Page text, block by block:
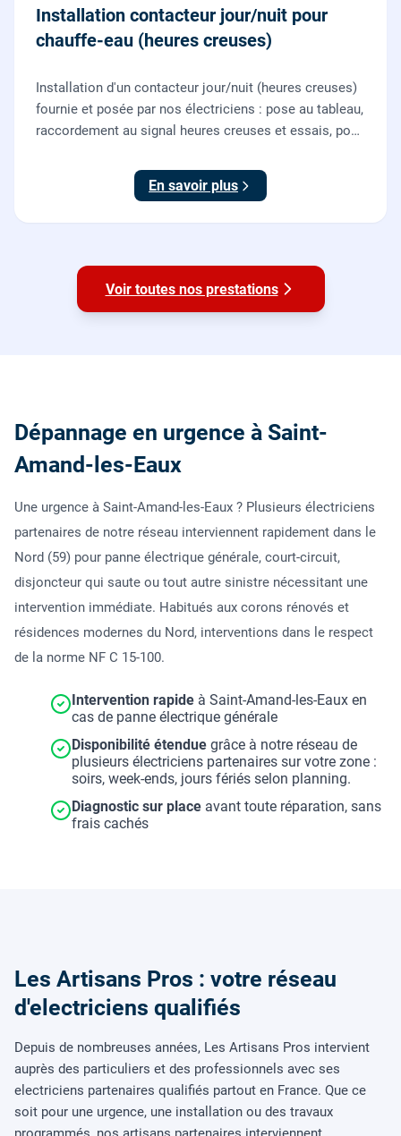
Installation contacteur jour/nuit pour
chauffe-eau (heures creuses)
Installation d'un contacteur jour/nuit (heures creuses)
fournie et posée par nos électriciens : pose au tableau,
raccordement au signal heures creuses et essais, pour
En savoir plus
Voir toutes nos prestations
Dépannage en urgence à Saint-
Amand-les-Eaux
Une urgence à Saint-Amand-les-Eaux ? Plusieurs électriciens
partenaires de notre réseau interviennent rapidement dans le
Nord (59) pour panne électrique générale, court-circuit,
disjoncteur qui saute ou tout autre sinistre nécessitant une
intervention immédiate. Habitués aux corons rénovés et
résidences modernes du Nord, interventions dans le respect
de la norme NF C 15-100.
Intervention rapide à Saint-Amand-les-Eaux en
cas de panne électrique générale
Disponibilité étendue grâce à notre réseau de
plusieurs électriciens partenaires sur votre zone :
soirs, week-ends, jours fériés selon planning.
Diagnostic sur place avant toute réparation, sans
frais cachés
Les Artisans Pros : votre réseau
d'electriciens qualifiés
Depuis de nombreuses années, Les Artisans Pros intervient
auprès des particuliers et des professionnels avec ses
electriciens partenaires qualifiés partout en France. Que ce
soit pour une urgence, une installation ou des travaux